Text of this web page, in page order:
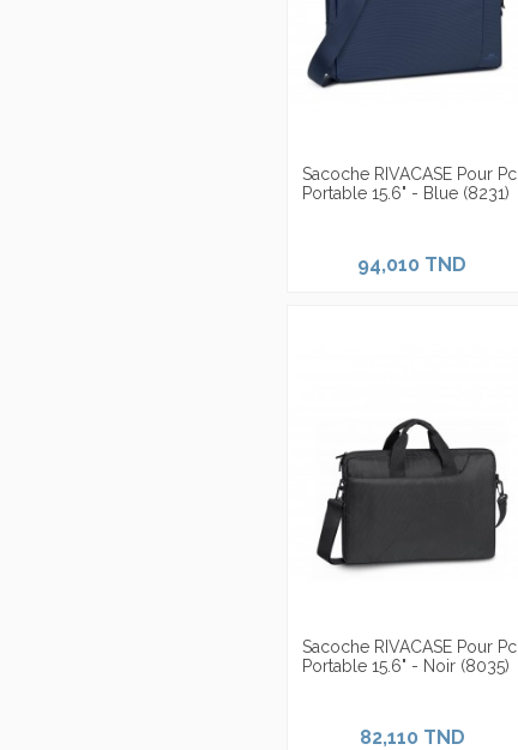
Sacoche RIVACASE Pour Pc
Portable 15.6" - Blue (8231)
94,010 TND
Sacoche RIVACASE Pour Pc
Portable 15.6" - Noir (8035)
82,110 TND